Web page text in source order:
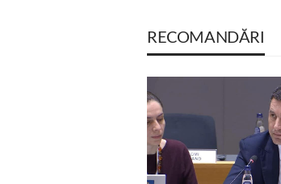
RECOMANDĂRI